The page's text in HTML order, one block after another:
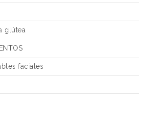
glútea
faciales